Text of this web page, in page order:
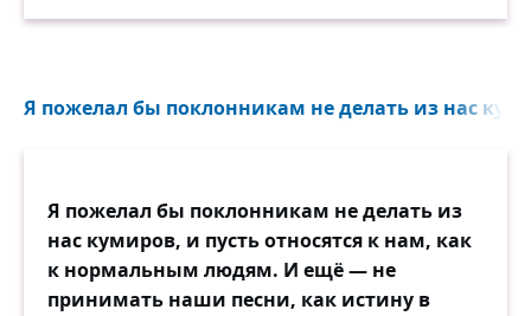
Знать, что взгляд её означал,
Я пожелал бы поклонникам не делать из нас
Я пожелал бы поклонникам не делать из
нас кумиров, и пусть относятся к нам, как
к нормальным людям. И ещё — не
принимать наши песни, как истину в